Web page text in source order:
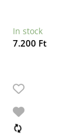
In stock
7.200 Ft